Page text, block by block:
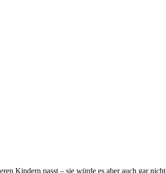
Kindern passt – sie würde es aber auch gar nicht